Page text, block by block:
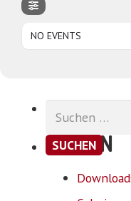
NO EVENTS
nach:
SEITEN